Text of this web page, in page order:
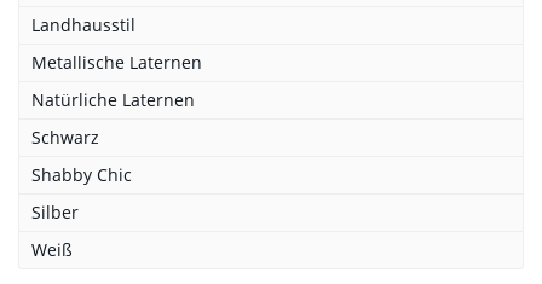
Landhausstil
Metallische Laternen
Natürliche Laternen
Schwarz
Shabby Chic
Silber
Weiß